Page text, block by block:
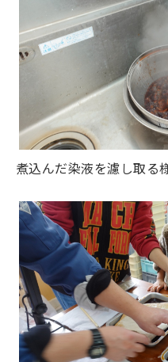
煮込んだ染液を濾し取る